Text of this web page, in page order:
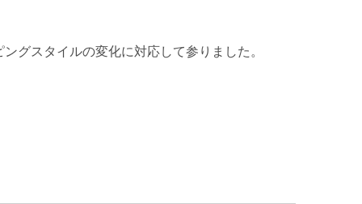
グスタイルの変化に対応して参りました。